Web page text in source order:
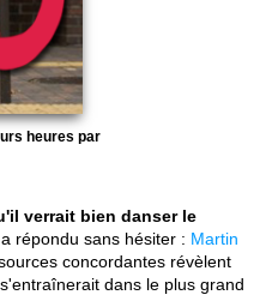
heures par
verrait bien danser le
a répondu sans hésiter : Martin
concordantes révèlent
dans le plus grand